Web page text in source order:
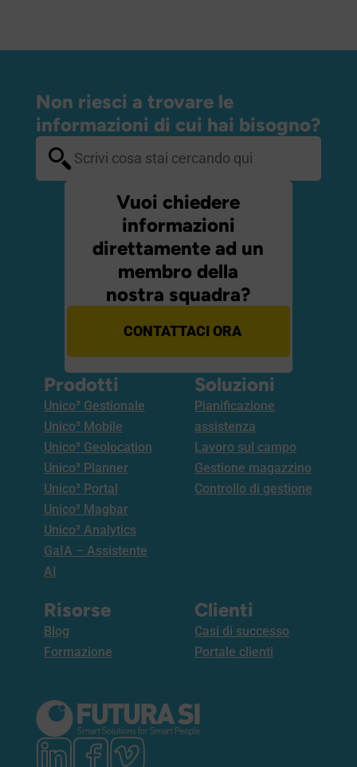
Non riesci a trovare le
informazioni di cui hai bisogno?
Vuoi chiedere
informazioni
direttamente ad un
membro della
nostra squadra?
CONTATTACI ORA
Prodotti
Unico³ Gestionale
Unico³ Mobile
Unico³ Geolocation
Unico³ Planner
Unico³ Portal
Unico³ Magbar
Unico³ Analytics
GaIA – Assistente
AI
Soluzioni
Pianificazione
assistenza
Lavoro sul campo
Gestione magazzino
Controllo di gestione
Risorse
Blog
Formazione
Clienti
Casi di successo
Portale clienti